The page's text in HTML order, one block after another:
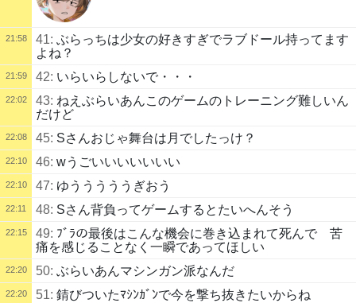
21:58 41: ぶらっちは少女の好きすぎでラブドール持ってます
よね？
21:59 42: いらいらしないで・・・
22:02 43: ねえぶらいあんこのゲームのトレーニング難しいん
だけど
22:08 45: Sさんおじゃ舞台は月でしたっけ？
22:10 46: wうごいいいいいいい
22:10 47: ゆうううううぎおう
22:11 48: Sさん背負ってゲームするとたいへんそう
22:15 49: ﾌﾞﾗの最後はこんな機会に巻き込まれて死んで 苦
痛を感じることなく一瞬であってほしい
22:20 50: ぶらいあんマシンガン派なんだ
22:20 51: 錆びついたﾏｼﾝｶﾞﾝで今を撃ち抜きたいからね